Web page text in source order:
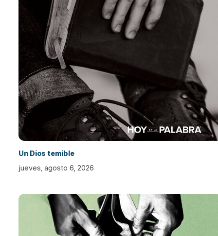
Un Dios temible
jueves, agosto 6, 2026